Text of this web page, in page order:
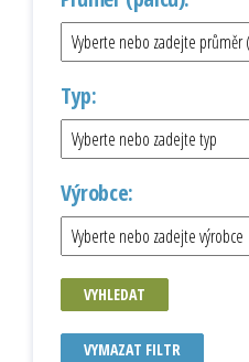
Typ:
Výrobce:
VYHLEDAT
VYMAZAT FILTR